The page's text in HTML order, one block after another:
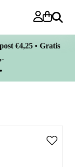
Zoeken
€4,25 • Gratis